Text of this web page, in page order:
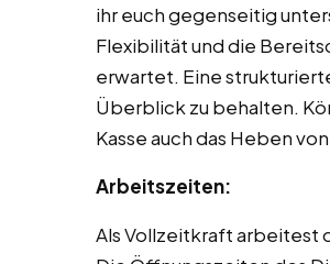
ihr euch gegenseitig
Flexibilität und die
erwartet. Eine
Überblick zu behalten.
Kasse auch das Heben
Arbeitszeiten:
Als Vollzeitkraft arbeitest